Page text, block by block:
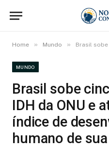
Home » Mundo » Brasil sobe cinco posições
MUNDO
Brasil sobe
IDH da ONU e
índice de
humano de